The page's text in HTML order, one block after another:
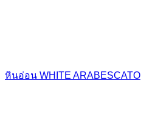
หินอ่อน WHITE ARABESCATO